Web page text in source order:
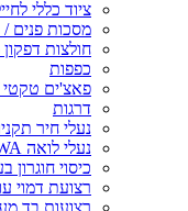
ציוד כללי
מסכות פנים /
חולצות דפקון 5
כפפות
פאצ'ים טקטי
דרגות
נעלי חיר
נעלי לואה LOWA
כיסוי חוגרון
רצועת דמוי
רצועות בד